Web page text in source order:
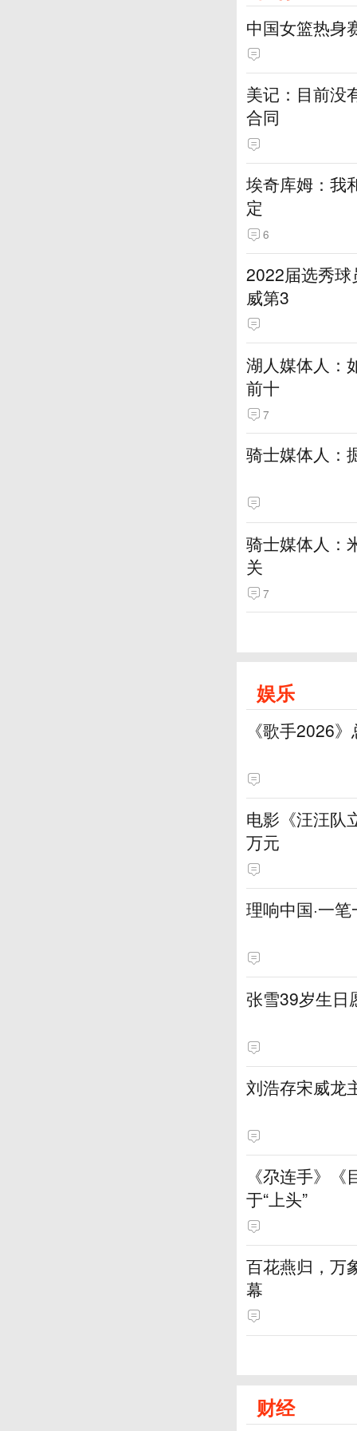
中国女篮热身
美记：目前没
合同
埃奇库姆：我
定
6
2022届选秀
威第3
湖人媒体人：
前十
7
骑士媒体人：
骑士媒体人：
关
7
娱乐
《歌手2026
电影《汪汪队
万元
理响中国·一
张雪39岁生日
刘浩存宋威龙
《尕连手》
于“上头”
百花燕归，万
幕
财经